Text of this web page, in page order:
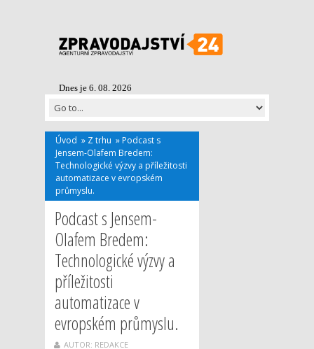
Dnes je 6. 08. 2026
Úvod » Z trhu » Podcast s
Jensem-Olafem Bredem:
Technologické výzvy a příležitosti
automatizace v evropském
průmyslu.
Podcast s Jensem-
Olafem Bredem:
Technologické výzvy a
příležitosti
automatizace v
evropském průmyslu.
AUTOR: REDAKCE